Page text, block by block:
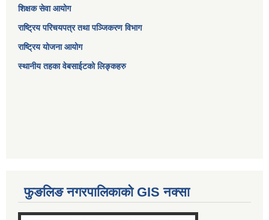
शिक्षक सेवा आयोग
राष्ट्रिय परिचयपत्र तथा पञ्जिकरण विभाग
राष्ट्रिय योजना आयोग
स्थानीय तहका वेबसाईटको लिङ्कहरु
फुङलिङ नगरपालिकाको GIS नक्सा